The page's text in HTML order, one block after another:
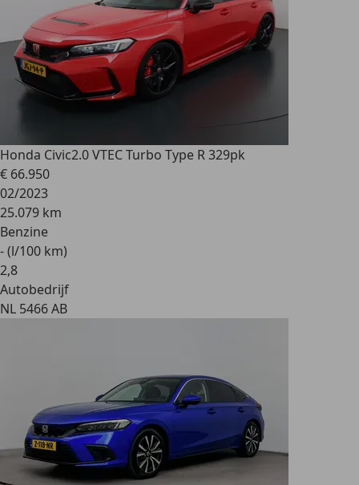
Honda Civic2.0 VTEC Turbo Type R 329pk
€ 66.950
02/2023
25.079 km
Benzine
- (l/100 km)
2,8
Autobedrijf
NL 5466 AB